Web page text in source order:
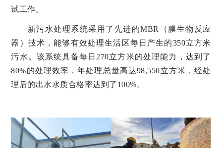
试工作。
新污水处理系统采用了先进的MBR（膜生物反应
器）技术，能够有效处理生活区每日产生的350立方米
污水。该系统具备每日270立方米的处理能力，达到了
80%的处理效率，年处理总量高达98,550立方米，经处
理后的出水水质合格率达到了100%。